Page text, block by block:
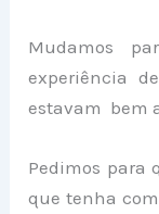
Mudamos
experiência
estavam bem
Pedimos para
que tenha